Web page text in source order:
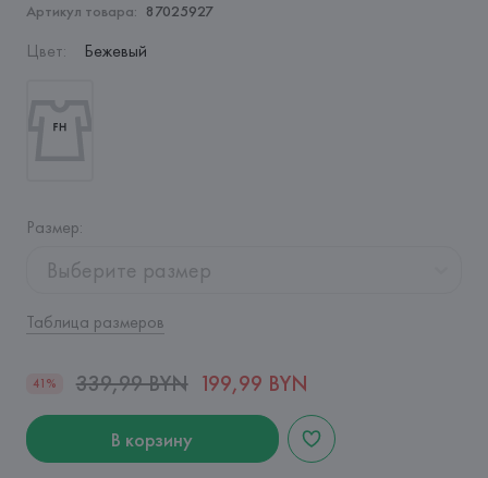
Артикул товара: 87025927
Цвет: Бежевый
Размер:
Выберите размер
Таблица размеров
41% 339,99 BYN 199,99 BYN
В корзину